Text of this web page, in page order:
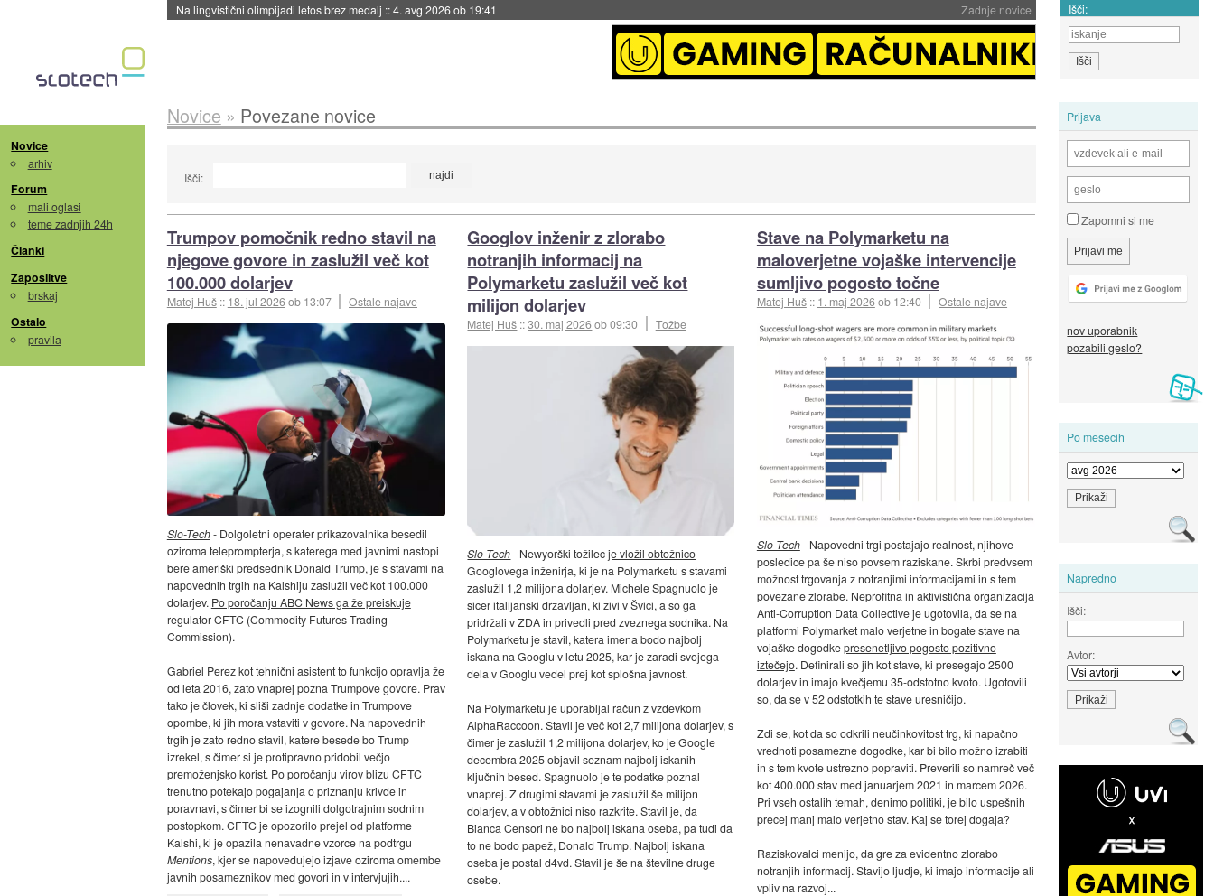
Zadnje novice
Na lingvistični olimpijadi letos brez medalj ::4. avg 2026 ob 19:41 Išči:
Novice
arhiv
Forum
mali oglasi
teme zadnjih 24h
Članki
Zaposlitve
brskaj
Ostalo
pravila
Prijava
Zapomni si me
nov uporabnik
pozabili geslo?
Po mesecih
Napredno
Išči:
Avtor:
Novice » Povezane novice
Išči:
Trumpov pomočnik redno stavil na
njegove govore in zaslužil več kot
100.000 dolarjev
Matej Huš :: 18. jul 2026ob 13:07 Ostale najave
Slo-Tech- Dolgoletni operater prikazovalnika besedil
oziroma teleprompterja, s katerega med javnimi nastopi
bere ameriški predsednik Donald Trump, je s stavami na
napovednih trgih na Kalshiju zaslužil več kot 100.000
dolarjev. Po poročanju ABC News ga že preiskuje
regulator CFTC (Commodity Futures Trading
Commission).
Gabriel Perez kot tehnični asistent to funkcijo opravlja že
od leta 2016, zato vnaprej pozna Trumpove govore. Prav
tako je človek, ki sliši zadnje dodatke in Trumpove
opombe, ki jih mora vstaviti v govore. Na napovednih
trgih je zato redno stavil, katere besede bo Trump
izrekel, s čimer si je protipravno pridobil večjo
premoženjsko korist. Po poročanju virov blizu CFTC
trenutno potekajo pogajanja o priznanju krivde in
poravnavi, s čimer bi se izognili dolgotrajnim sodnim
postopkom. CFTC je opozorilo prejel od platforme
Kalshi, ki je opazila nenavadne vzorce na podtrgu
Mentions, kjer se napovedujejo izjave oziroma omembe
javnih posameznikov med govori in v intervjujih....
Googlov inženir z zlorabo
notranjih informacij na
Polymarketu zaslužil več kot
milijon dolarjev
Matej Huš ::30. maj 2026ob 09:30 Tožbe
Slo-Tech- Newyorški tožilecje vložil obtožnico
Googlovega inženirja, ki je na Polymarketu s stavami
zaslužil 1,2 milijona dolarjev. Michele Spagnuolo je
sicer italijanski državljan, ki živi v Švici, a so ga
pridržali v ZDA in privedli pred zveznega sodnika. Na
Polymarketu je stavil, katera imena bodo najbolj
iskana na Googlu v letu 2025, kar je zaradi svojega
dela v Googlu vedel prej kot splošna javnost.
Na Polymarketu je uporabljal račun z vzdevkom
AlphaRaccoon. Stavil je več kot 2,7 milijona dolarjev, s
čimer je zaslužil 1,2 milijona dolarjev, ko je Google
decembra 2025 objavil seznam najbolj iskanih
ključnih besed. Spagnuolo je te podatke poznal
vnaprej. Z drugimi stavami je zaslužil še milijon
dolarjev, a v obtožnici niso razkrite. Stavil je, da
Bianca Censori ne bo najbolj iskana oseba, pa tudi da
to ne bodo papež, Donald Trump. Najbolj iskana
oseba je postal d4vd. Stavil je še na številne druge
osebe.
Stave na Polymarketu na
maloverjetne vojaške intervencije
sumljivo pogosto točne
Matej Huš :: 1. maj 2026ob 12:40 Ostale najave
Slo-Tech- Napovedni trgi postajajo realnost, njihove
posledice pa še niso povsem raziskane. Skrbi predvsem
možnost trgovanja z notranjimi informacijami in s tem
povezane zlorabe. Neprofitna in aktivistična organizacija
Anti-Corruption Data Collective je ugotovila, da se na
platformi Polymarket malo verjetne in bogate stave na
vojaške dogodkepresenetljivo pogosto pozitivno
iztečejo. Definirali so jih kot stave, ki presegajo 2500
dolarjev in imajo kvečjemu 35-odstotno kvoto. Ugotovili
so, da se v 52 odstotkih te stave uresničijo.
Zdi se, kot da so odkrili neučinkovitost trg, ki napačno
vrednoti posamezne dogodke, kar bi bilo možno izrabiti
in s tem kvote ustrezno popraviti. Preverili so namreč več
kot 400.000 stav med januarjem 2021 in marcem 2026.
Pri vseh ostalih temah, denimo politiki, je bilo uspešnih
precej manj malo verjetno stav. Kaj se torej dogaja?
Raziskovalci menijo, da gre za evidentno zlorabo
notranjih informacij. Stavijo ljudje, ki imajo informacije ali
vpliv na razvoj...